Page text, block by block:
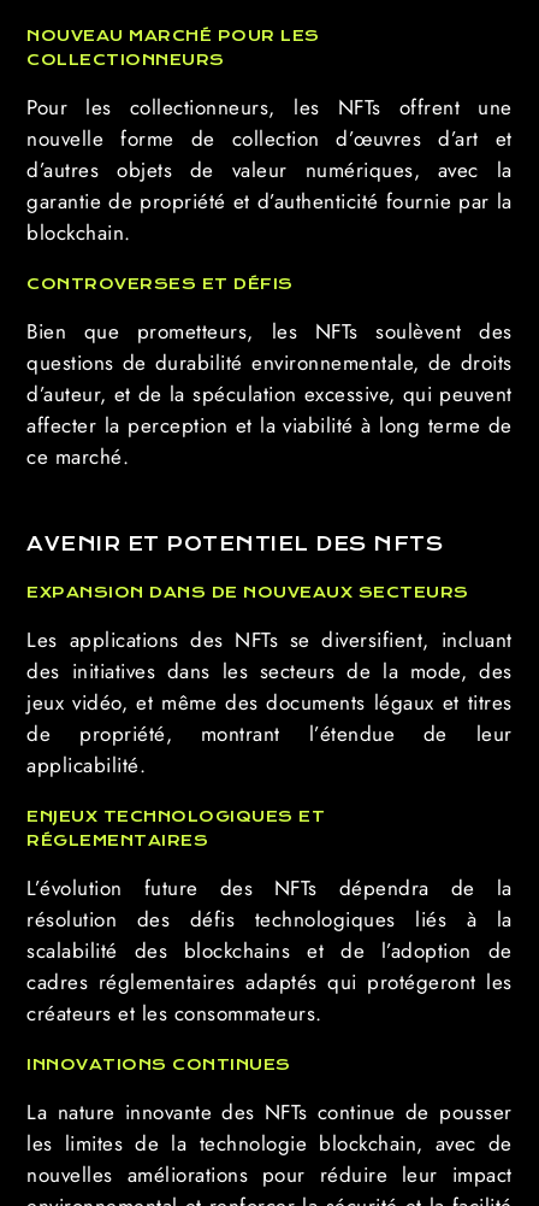
NOUVEAU MARCHÉ POUR LES
COLLECTIONNEURS
Pour les collectionneurs, les NFTs offrent une
nouvelle forme de collection d’œuvres d’art et
d’autres objets de valeur numériques, avec la
garantie de propriété et d’authenticité fournie par la
blockchain.
CONTROVERSES ET DÉFIS
Bien que prometteurs, les NFTs soulèvent des
questions de durabilité environnementale, de droits
d’auteur, et de la spéculation excessive, qui peuvent
affecter la perception et la viabilité à long terme de
ce marché.
AVENIR ET POTENTIEL DES NFTS
EXPANSION DANS DE NOUVEAUX SECTEURS
Les applications des NFTs se diversifient, incluant
des initiatives dans les secteurs de la mode, des
jeux vidéo, et même des documents légaux et titres
de propriété, montrant l’étendue de leur
applicabilité.
ENJEUX TECHNOLOGIQUES ET
RÉGLEMENTAIRES
L’évolution future des NFTs dépendra de la
résolution des défis technologiques liés à la
scalabilité des blockchains et de l’adoption de
cadres réglementaires adaptés qui protégeront les
créateurs et les consommateurs.
INNOVATIONS CONTINUES
La nature innovante des NFTs continue de pousser
les limites de la technologie blockchain, avec de
nouvelles améliorations pour réduire leur impact